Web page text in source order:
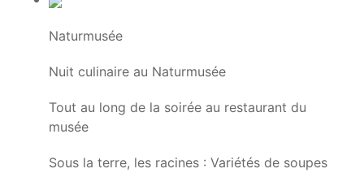
Naturmusée
Nuit culinaire au Naturmusée
Tout au long de la soirée au restaurant du
musée
Sous la terre, les racines : Variétés de soupes